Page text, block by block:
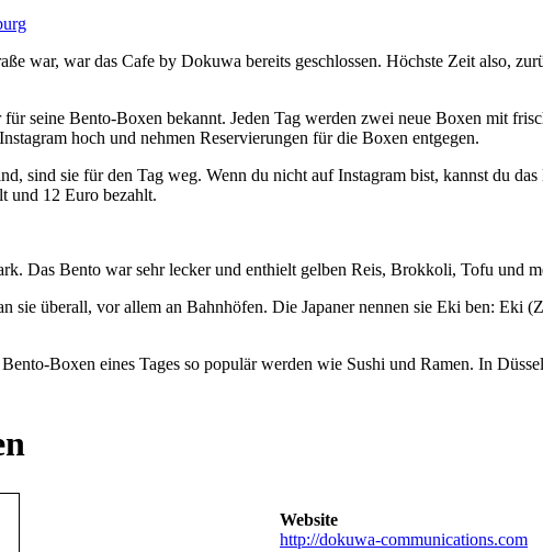
war, war das Cafe by Dokuwa bereits geschlossen. Höchste Zeit also,
seine Bento-Boxen bekannt. Jeden Tag werden zwei neue Boxen mit
hoch und nehmen Reservierungen für die Boxen entgegen.
sind sie für den Tag weg. Wenn du nicht auf Instagram bist, kannst du das
und 12 Euro bezahlt.
Das Bento war sehr lecker und enthielt gelben Reis, Brokkoli, Tofu und
sie überall, vor allem an Bahnhöfen. Die Japaner nennen sie Eki ben: Eki
Boxen eines Tages so populär werden wie Sushi und Ramen. In
Website
http://dokuwa-communications.com